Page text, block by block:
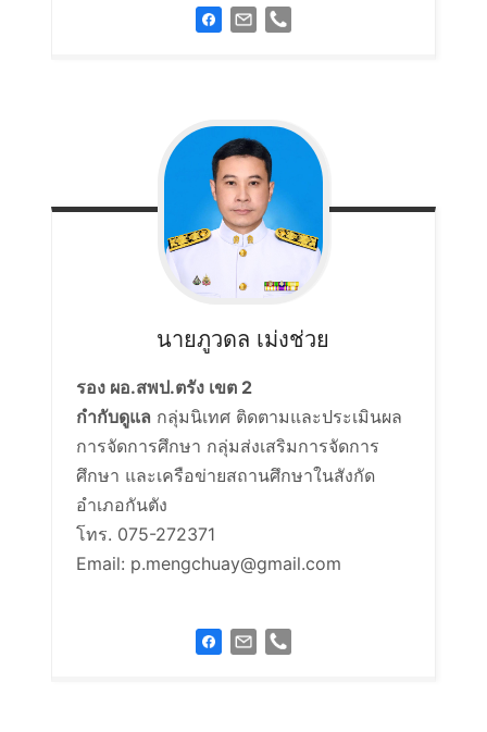
นายภูวดล เม่งช่วย
รอง ผอ.สพป.ตรัง เขต 2
กำกับดูแล กลุ่มนิเทศ ติดตามและประเมินผล
การจัดการศึกษา กลุ่มส่งเสริมการจัดการ
ศึกษา และเครือข่ายสถานศึกษาในสังกัด
อำเภอกันตัง
โทร. 075-272371
Email: p.mengchuay@gmail.com